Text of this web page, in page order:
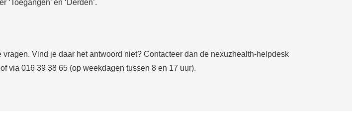
en ‘Derden’.
Vind je daar het antwoord niet? Contacteer dan de nexuzhealth-helpdesk
of via 016 39 38 65 (op weekdagen tussen 8 en 17 uur).